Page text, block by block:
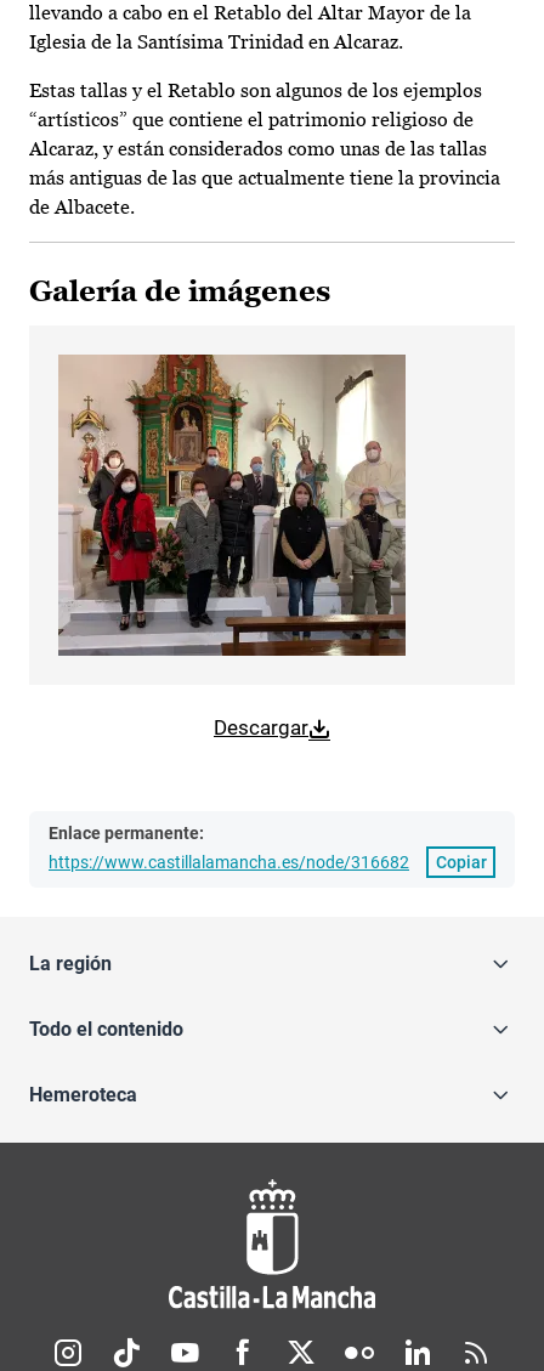
llevando a cabo en el Retablo del Altar Mayor de la
Iglesia de la Santísima Trinidad en Alcaraz.
Estas tallas y el Retablo son algunos de los ejemplos
“artísticos” que contiene el patrimonio religioso de
Alcaraz, y están considerados como unas de las tallas
más antiguas de las que actualmente tiene la provincia
de Albacete.
Galería de imágenes
Descargar
Enlace permanente:
https://www.castillalamancha.es/node/316682
Copiar
La región
Todo el contenido
Hemeroteca
Redes sociales JCCM